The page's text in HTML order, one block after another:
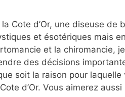
Cote d’Or, une diseuse
et ésotériques mais
et la chiromancie,
des décisions
soit la raison pour
d’Or. Vous aimerez aussi